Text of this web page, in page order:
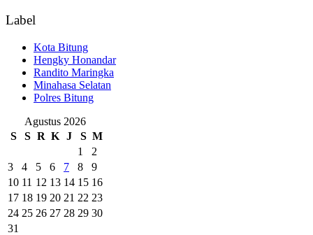
Label
Kota Bitung
Hengky Honandar
Randito Maringka
Minahasa Selatan
Polres Bitung
Agustus 2026
S
S R K J S M
1
2
3
4 5 6 7 8
9
10 11 12 13 14 15 16
17 18 19 20 21 22 23
24 25 26 27 28 29 30
31